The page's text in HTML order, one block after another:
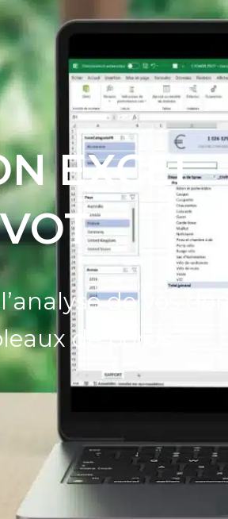
EXCEL
de vos
de bords.